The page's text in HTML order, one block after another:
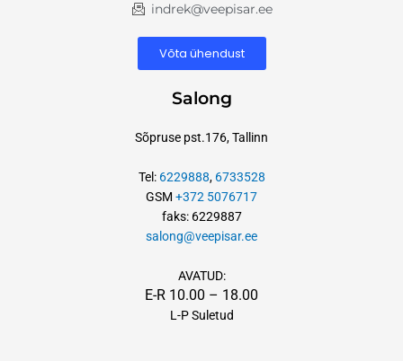
indrek@veepisar.ee
Võta ühendust
Salong
Sõpruse pst.176, Tallinn
Tel: 6229888, 6733528
GSM +372 5076717
faks: 6229887
salong@veepisar.ee
AVATUD:
E-R 10.00 – 18.00
L-P Suletud